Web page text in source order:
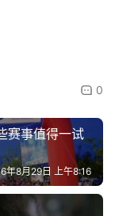
0
刚好 东亚洲这些赛事值得一试
年8月29日 上午8:16